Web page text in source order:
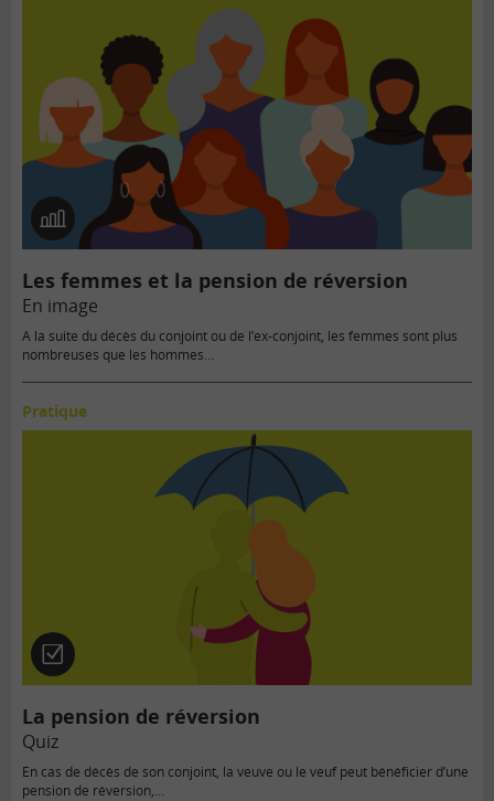
En
image
Les femmes et la pension de réversion
En image
A la suite du décès du conjoint ou de l’ex-conjoint, les femmes sont plus
nombreuses que les hommes…
Pratique
Quiz
La pension de réversion
Quiz
En cas de décès de son conjoint, la veuve ou le veuf peut bénéficier d’une
pension de réversion,…